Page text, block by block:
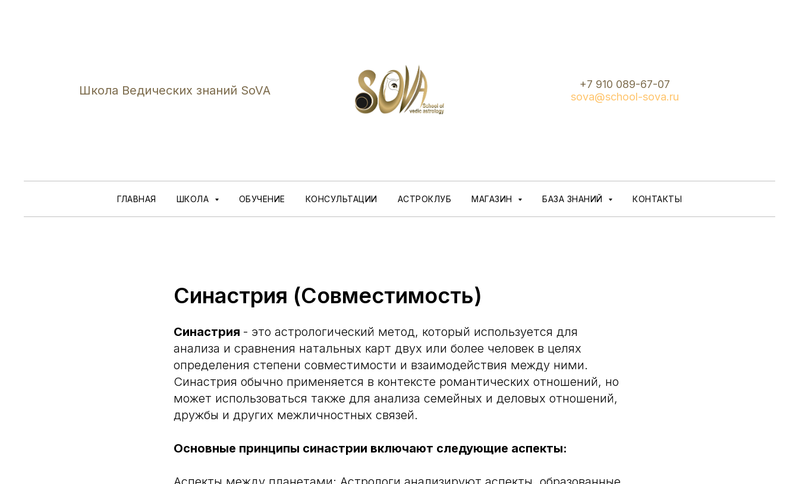
Школа Ведических знаний SoVA
+7 910 089-67-07
sova@school-sova.ru
ГЛАВНАЯ ШКОЛА ОБУЧЕНИЕ КОНСУЛЬТАЦИИ АСТРОКЛУБ МАГАЗИН БАЗА ЗНАНИЙ КОНТАКТЫ
Синастрия (Совместимость)
Синастрия - это астрологический метод, который используется для
анализа и сравнения натальных карт двух или более человек в целях
определения степени совместимости и взаимодействия между ними.
Синастрия обычно применяется в контексте романтических отношений, но
может использоваться также для анализа семейных и деловых отношений,
дружбы и других межличностных связей.
Основные принципы синастрии включают следующие аспекты: